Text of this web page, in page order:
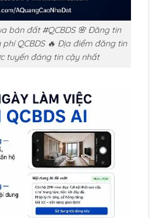
bán đất #QCBDS 🌸 Đăng tin
QCBDS 🔥 Địa điểm đăng tin
tuyến đáng tin cậy nhất